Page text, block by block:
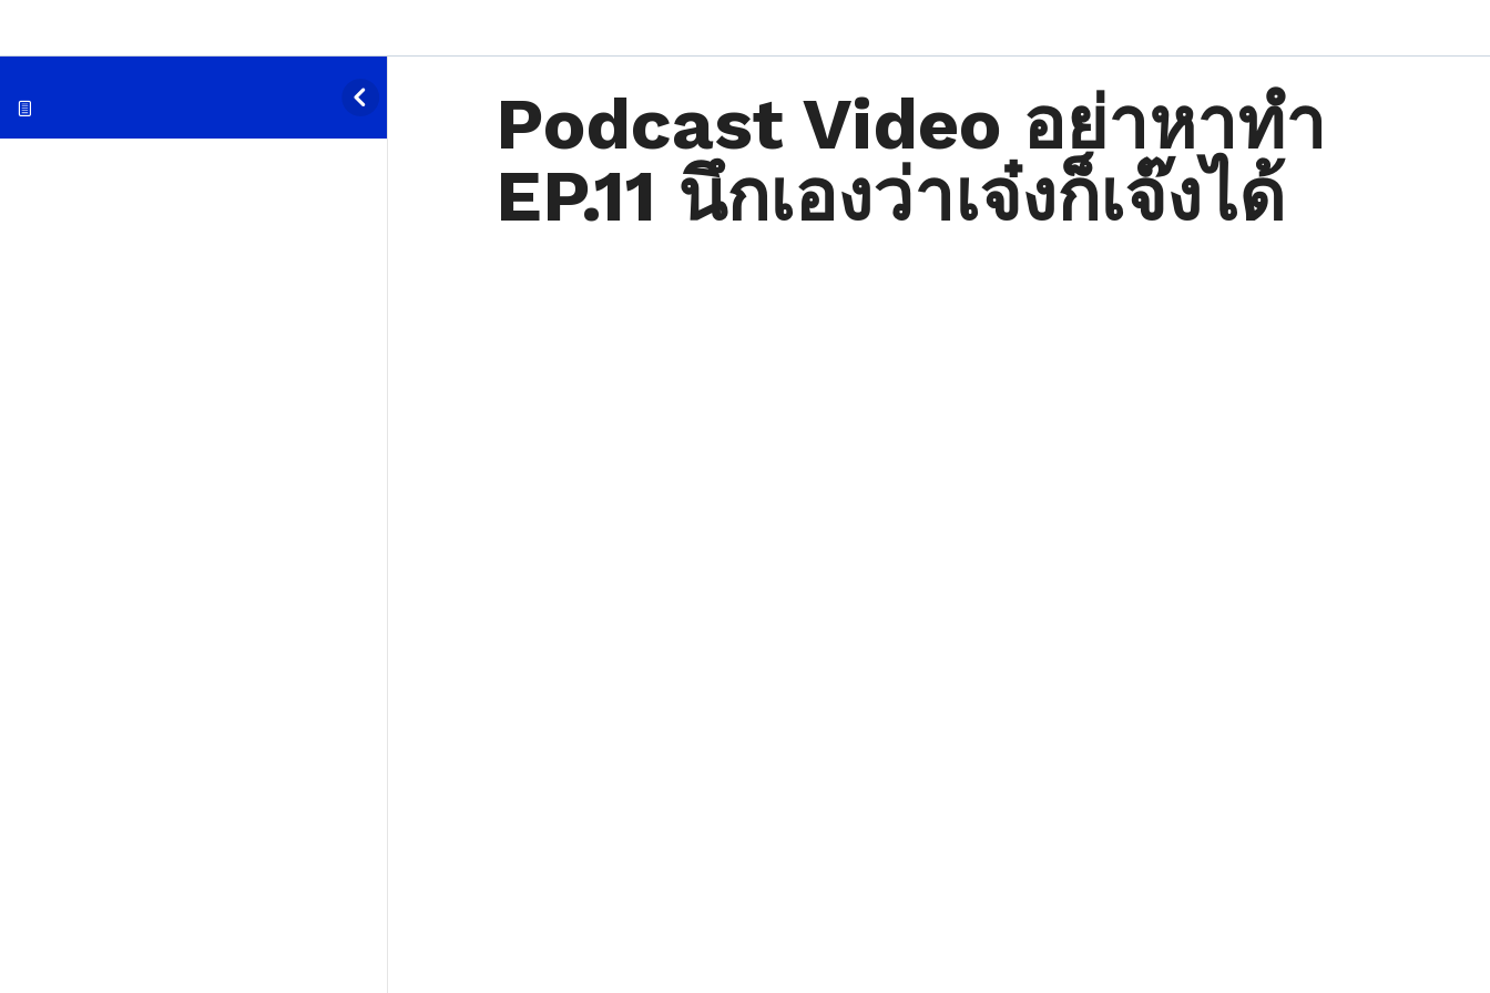
Podcast Video อย่าหาทำ
EP.11 นึกเองว่าเจ๋งก็เจ๊งได้